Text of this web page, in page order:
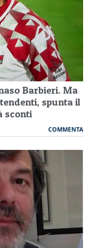
Barbieri. Ma
spunta il
sconti
COMMENTA